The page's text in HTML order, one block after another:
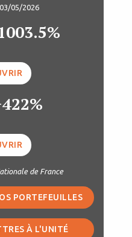
05/2026
de France
PORTEFEUILLES
À L'UNITÉ